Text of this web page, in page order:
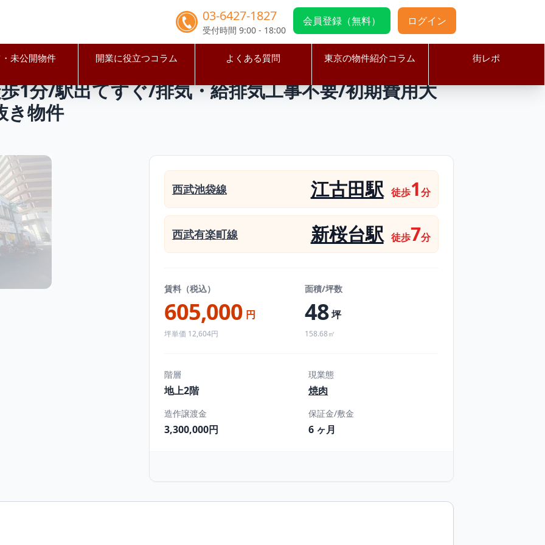
03-6427-1827
受付時間 9:00 - 18:00
会員登録（無料） ログイン
未公開物件 開業に役立つコラム よくある質問 東京の物件紹介コラム 街レポ
江古田駅 【練馬区】江古田駅徒歩1分/駅出てすぐ/排気・給排気工事不要/初期費用大幅削減可能/焼肉屋居抜き物件
1分/駅出てすぐ/排気・給排気工事不要/初期費用大
き物件
西武池袋線 江古田駅 徒歩1分
西武有楽町線 新桜台駅 徒歩7分
賃料（税込）
605,000 円
坪単価 12,604円
面積/坪数
48 坪
158.68㎡
階層
地上2階
現業態
焼肉
造作譲渡金
3,300,000円
保証金/敷金
6 ヶ月